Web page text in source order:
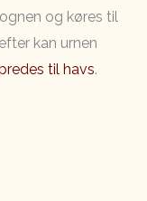
og køres til
kan urnen
til havs.